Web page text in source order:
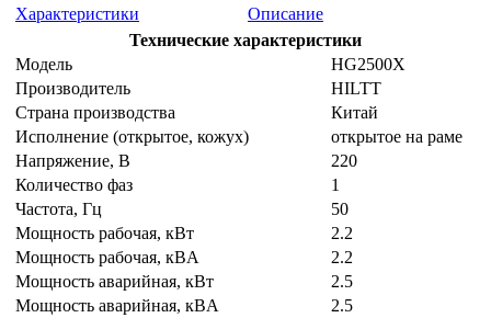
Характеристики
Описание
Технические характеристики
Модель
HG2500X
Производитель
HILTT
Страна производства
Китай
Исполнение (открытое, кожух)
открытое на раме
Напряжение, B
220
Количество фаз
1
Частота, Гц
50
Мощность рабочая, кВт
2.2
Мощность рабочая, кВA
2.2
Мощность аварийная, кВт
2.5
Мощность аварийная, кВA
2.5